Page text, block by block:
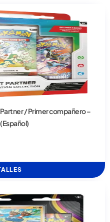
/ Primer compañero –